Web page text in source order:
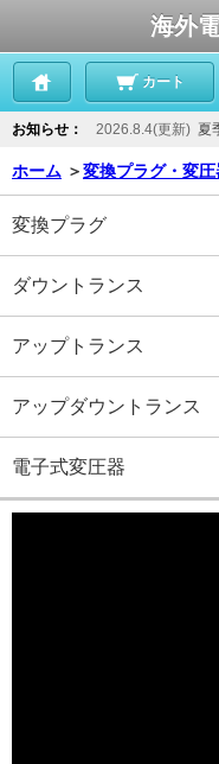
海外
カート
お知らせ： 2026.8.4(更新) 夏
ホーム ＞変換プラグ・変圧
変換プラグ
ダウントランス
アップトランス
アップダウントランス
電子式変圧器